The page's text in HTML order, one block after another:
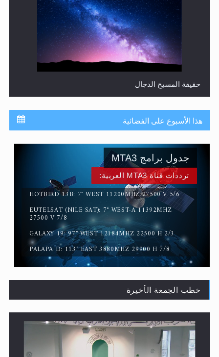
حقيقة المسيح الدجال
القرآن قاضٍ وحكمٌ على السنة ومهيمنٌ عليها.. ليس العكس
لا ناسخ ولا منسوخ في القرآن الكريم
هذا الأسبوع على الفضائية
ترددات قناة MTA3 العربية:
HOTBIRD 13B: 7° WEST 11200MHZ 27500 V 5/6
EUTELSAT (NILE SAT): 7° WEST-A 11392MHZ
27500 V 7/8
GALAXY 19: 97° WEST 12184MHZ 22500 H 2/3
PALAPA D: 113° EAST 3880MHZ 29900 H 7/8
جدول برامج MTA3
خطب الجمعة الأخيرة